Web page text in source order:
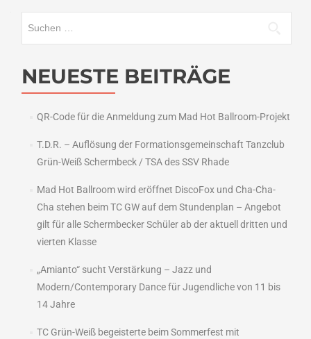
NEUESTE BEITRÄGE
QR-Code für die Anmeldung zum Mad Hot Ballroom-Projekt
T.D.R. – Auflösung der Formationsgemeinschaft Tanzclub
Grün-Weiß Schermbeck / TSA des SSV Rhade
Mad Hot Ballroom wird eröffnet DiscoFox und Cha-Cha-
Cha stehen beim TC GW auf dem Stundenplan – Angebot
gilt für alle Schermbecker Schüler ab der aktuell dritten und
vierten Klasse
„Amianto“ sucht Verstärkung – Jazz und
Modern/Contemporary Dance für Jugendliche von 11 bis
14 Jahre
TC Grün-Weiß begeisterte beim Sommerfest mit